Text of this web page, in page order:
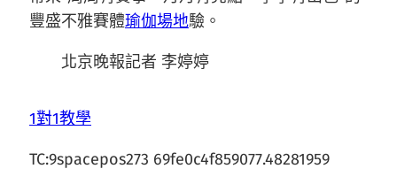
豐盛不雅賽體瑜伽場地驗。
北京晚報記者 李婷婷
1對1教學
TC:9spacepos273 69fe0c4f859077.48281959